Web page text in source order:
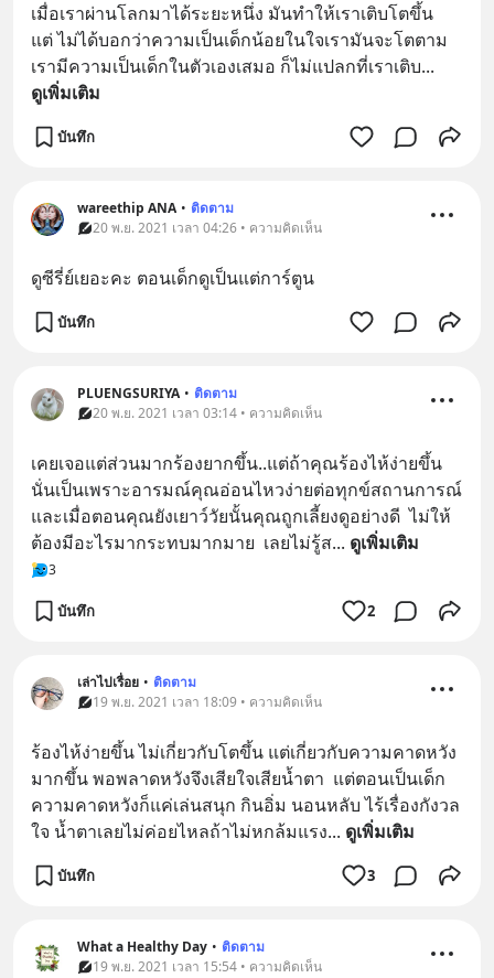
เมื่อเราผ่านโลกมาได้ระยะหนึ่ง มันทำให้เราเติบโตขึ้น
แต่ ไม่ได้บอกว่าความเป็นเด็กน้อยในใจเรามันจะโตตาม
เรามีความเป็นเด็กในตัวเองเสมอ ก็ไม่แปลกที่เราเติบ...
ดูเพิ่มเติม
บันทึก
wareethip ANA • ติดตาม
20 พ.ย. 2021 เวลา 04:26 • ความคิดเห็น
ดูซีรี่ย์เยอะคะ ตอนเด็กดูเป็นแต่การ์ตูน
บันทึก
PLUENGSURIYA • ติดตาม
20 พ.ย. 2021 เวลา 03:14 • ความคิดเห็น
เคยเจอแต่ส่วนมากร้องยากขึ้น..แต่ถ้าคุณร้องไห้ง่ายขึ้น
นั่นเป็นเพราะอารมณ์คุณอ่อนไหวง่ายต่อทุกข์สถานการณ์
และเมื่อตอนคุณยังเยาว์วัยนั้นคุณถูกเลี้ยงดูอย่างดี  ไม่ให้
ต้องมีอะไรมากระทบมากมาย  เลยไม่รู้ส... ดูเพิ่มเติม
3
บันทึก 2
เล่าไปเรื่อย • ติดตาม
19 พ.ย. 2021 เวลา 18:09 • ความคิดเห็น
ร้องไห้ง่ายขึ้น ไม่เกี่ยวกับโตขึ้น แต่เกี่ยวกับความคาดหวัง
มากขึ้น พอพลาดหวังจึงเสียใจเสียน้ำตา  แต่ตอนเป็นเด็ก
ความคาดหวังก็แค่เล่นสนุก กินอิ่ม นอนหลับ ไร้เรื่องกังวล
ใจ น้ำตาเลยไม่ค่อยไหลถ้าไม่หกล้มแรง... ดูเพิ่มเติม
บันทึก 3
What a Healthy Day • ติดตาม
19 พ.ย. 2021 เวลา 15:54 • ความคิดเห็น